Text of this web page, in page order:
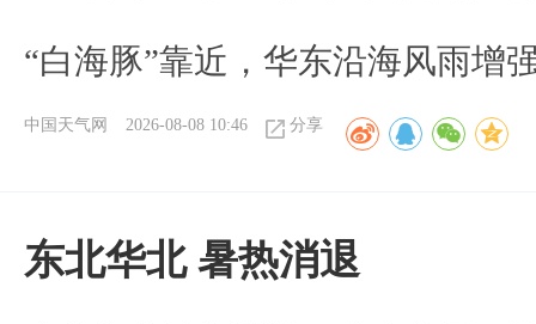
“白海豚”靠近，华东沿海风雨增
中国天气网 2026-08-08 10:46 分享
​东北华北 暑热消退